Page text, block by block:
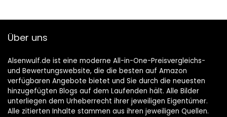
Über uns
Alsenwulf.de ist eine moderne All-in-One-Preisvergleichs-
und Bewertungswebsite, die die besten auf Amazon
verfügbaren Angebote bietet und Sie durch die neuesten
hinzugefügten Blogs auf dem Laufenden hält. Alle Bilder
unterliegen dem Urheberrecht ihrer jeweiligen Eigentümer.
Alle zitierten Inhalte stammen aus ihren jeweiligen Quellen.